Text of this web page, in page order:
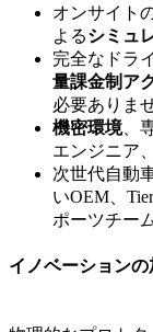
オンサイト
よるシミュ
完全なドラ
量課金制ア
必要ありま
機密環境、
エンジニア
次世代自動
いOEM、
ポーツチー
イノベーション